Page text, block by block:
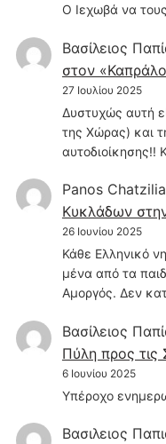
Ο Ιεχωβά να
Βασίλειος
στον
27 Ιουλίου 2025
Δυστυχώς αυτή
της Χώρας) και
Panos
Κυκλάδων
26 Ιουνίου 2025
Κάθε Ελληνικό
μένα από τα
Αμοργός. Δεν
Βασίλειος
Πύλη προς τις
6 Ιουνίου 2025
Υπέροχο
Βασιλειος